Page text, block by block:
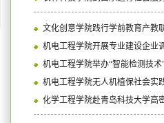
文化创意学院践行学前教育产教
机电工程学院开展专业建设企业
机电工程学院举办“智能检测技术
机电工程学院无人机植保社会实
化学工程学院赴青岛科技大学高